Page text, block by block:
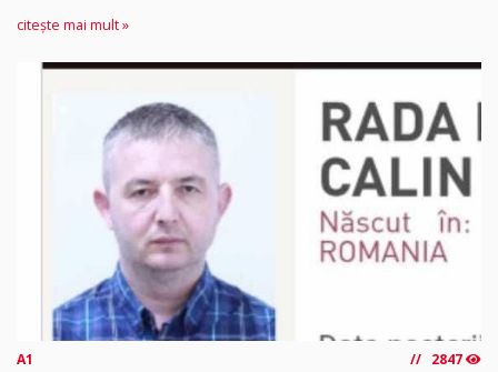
citește mai mult »
A1 2847